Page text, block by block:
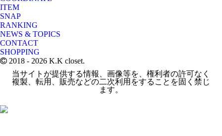
ITEM
SNAP
RANKING
NEWS & TOPICS
CONTACT
SHOPPING
2018 - 2026 K.K closet.
当サイトが提供する情報、画像等を、権利者の許可なく
複製、転用、販売などの二次利用をすることを固く禁じ
ます。